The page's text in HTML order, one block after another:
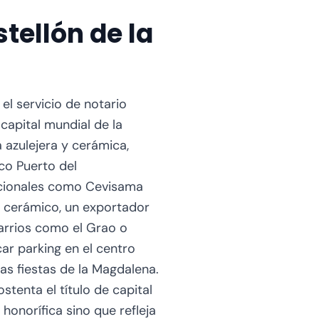
de la
internacionales. El notario online es especialmente valioso en este contexto frenético: empresarios del sector cerámico no pueden interrumpir reuniones comerciales críticas para acudir a notarías físicas, distribuidores internacionales que visitan Castellón durante la feria necesitan formalizar poderes de representación sin extender su estancia, y contratos cerrados durante Cevisama requieren elevación a público rápida para materializar acuerdos antes de que los clientes regresen a sus países. El servicio online permite firmar poderes de representación comercial desde el propio stand de Cevisama, elevar a público contratos de distribución revisados por email durante la feria, y constituir sociedades para nuevas filiales comerciales en plazos de 48-72 horas. Además de Cevisama, el sector cerámico castellonense participa en ferias internacionales como Cersaie en Bolonia (Italia), Coverings en Estados Unidos, The Big 5 en Dubai, y otras, requiriendo poderes notariales continuos para representación comercial global. ### Barrios de Castellón: Grao, Rafalafena, Grup Sant Llorenç Castellón presenta una estructura urbana diversa con barrios de marcada personalidad. El Grao de Castellón es el barrio marítimo y portuario, ubicado a 4 km del centro urbano, con playas (Playa del Pinar, Playa del Gurugú), el Puerto comercial, un núcleo urbano propio con edificios residenciales, comercios, y una importante actividad marítima y de servicios portuarios. Es una zona con demanda de compraventas de apartamentos cerca del mar, herencias de propiedades familiares antiguas en el núcleo del Grao, y escrituras relacionadas con negocios de hostelería y restauración marinera. Rafalafena es un barrio residencial popular y consolidado, con bloques de pisos de clase trabajadora, comercios de proximidad, y buena conexión con polígonos industriales, siendo hogar de muchas familias que trabajan en el sector cerámico. Grup Sant Llorenç es un conjunto de barrios residenciales modernos (Sant